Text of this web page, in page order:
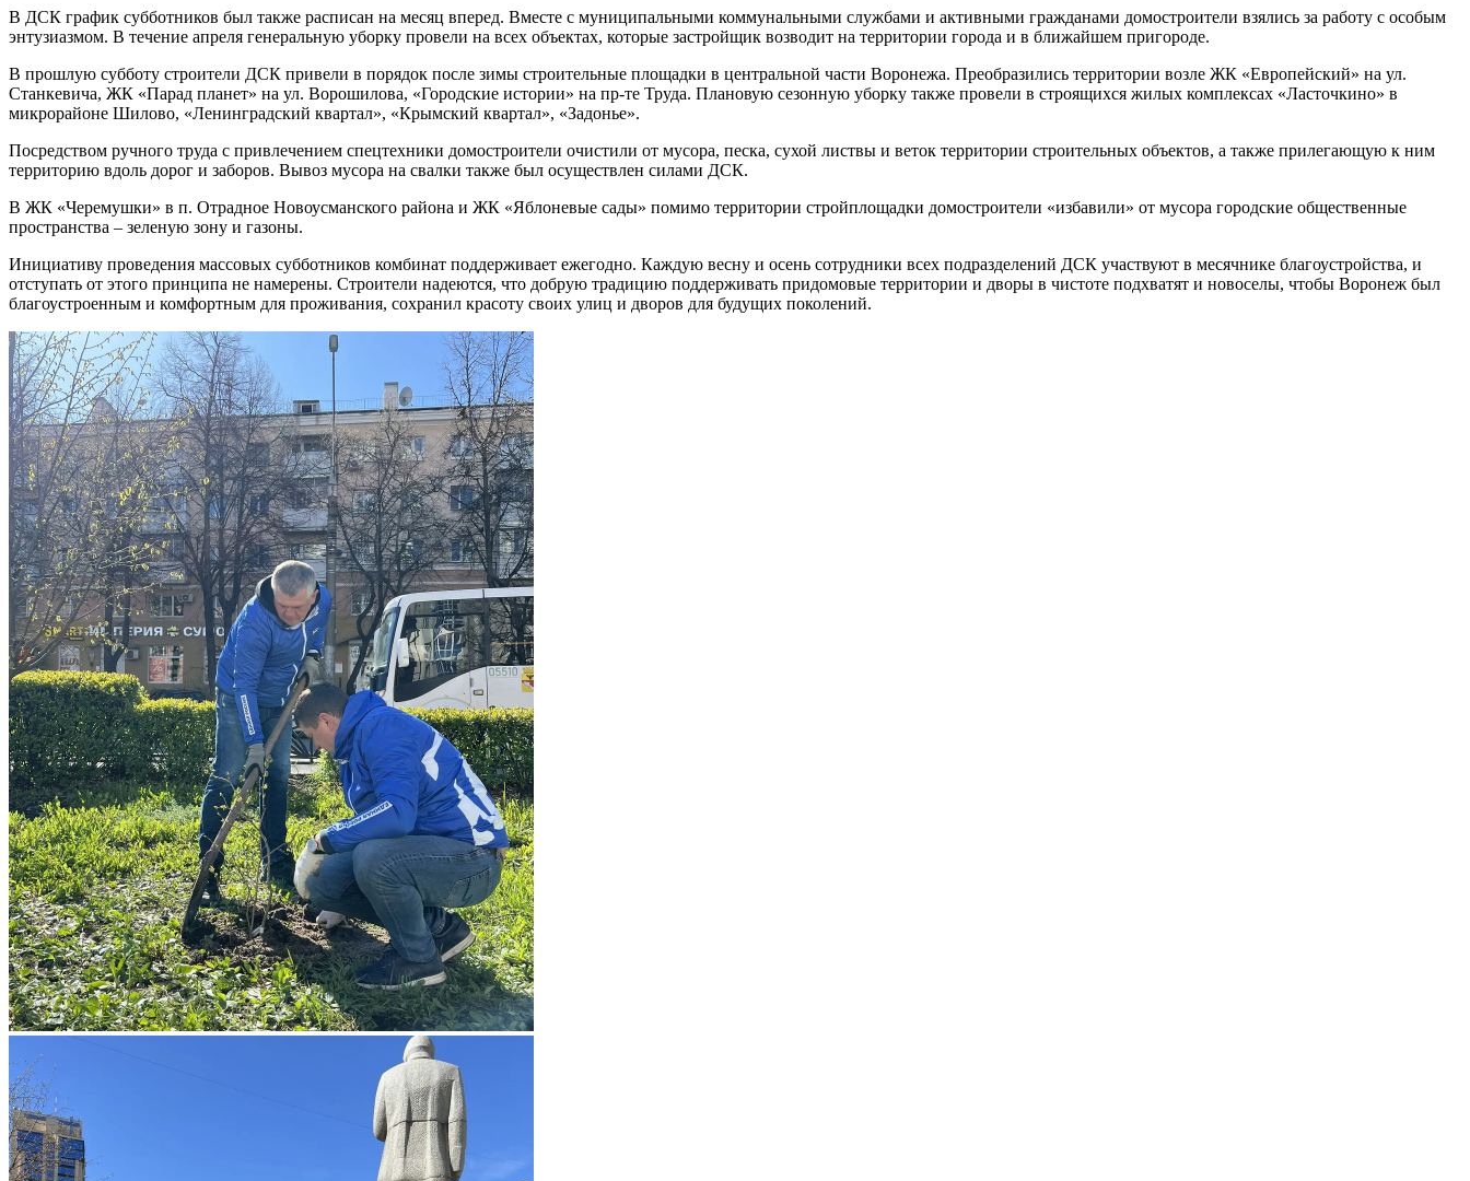
В ДСК график субботников был также расписан на месяц вперед. Вместе с муниципальными коммунальными службами и активными гражданами домостроители взялись за работу с особым
энтузиазмом. В течение апреля генеральную уборку провели на всех объектах, которые застройщик возводит на территории города и в ближайшем пригороде.
В прошлую субботу строители ДСК привели в порядок после зимы строительные площадки в центральной части Воронежа. Преобразились территории возле ЖК «Европейский» на ул.
Станкевича, ЖК «Парад планет» на ул. Ворошилова, «Городские истории» на пр-те Труда. Плановую сезонную уборку также провели в строящихся жилых комплексах «Ласточкино» в
микрорайоне Шилово, «Ленинградский квартал», «Крымский квартал», «Задонье».
Посредством ручного труда с привлечением спецтехники домостроители очистили от мусора, песка, сухой листвы и веток территории строительных объектов, а также прилегающую к ним
территорию вдоль дорог и заборов. Вывоз мусора на свалки также был осуществлен силами ДСК.
В ЖК «Черемушки» в п. Отрадное Новоусманского района и ЖК «Яблоневые сады» помимо территории стройплощадки домостроители «избавили» от мусора городские общественные
пространства – зеленую зону и газоны.
Инициативу проведения массовых субботников комбинат поддерживает ежегодно. Каждую весну и осень сотрудники всех подразделений ДСК участвуют в месячнике благоустройства, и
отступать от этого принципа не намерены. Строители надеются, что добрую традицию поддерживать придомовые территории и дворы в чистоте подхватят и новоселы, чтобы Воронеж был
благоустроенным и комфортным для проживания, сохранил красоту своих улиц и дворов для будущих поколений.